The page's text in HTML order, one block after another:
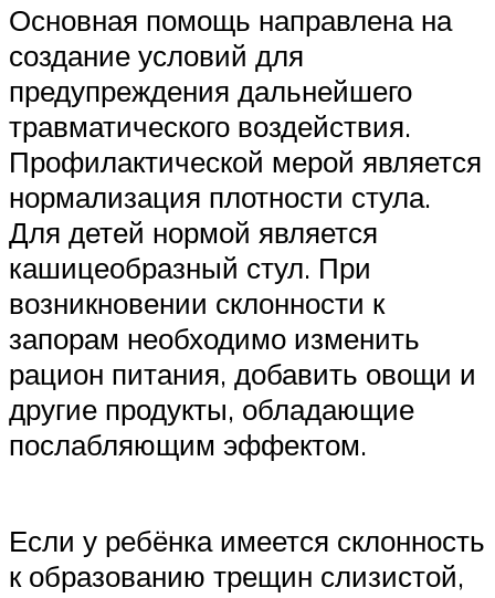
Основная помощь направлена на
создание условий для
предупреждения дальнейшего
травматического воздействия.
Профилактической мерой является
нормализация плотности стула.
Для детей нормой является
кашицеобразный стул. При
возникновении склонности к
запорам необходимо изменить
рацион питания, добавить овощи и
другие продукты, обладающие
послабляющим эффектом.
Если у ребёнка имеется склонность
к образованию трещин слизистой,